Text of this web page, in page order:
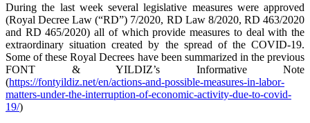
During the last week several legislative measures were approved
(Royal Decree Law (“RD”) 7/2020, RD Law 8/2020, RD 463/2020
and RD 465/2020) all of which provide measures to deal with the
extraordinary situation created by the spread of the COVID-19.
Some of these Royal Decrees have been summarized in the previous
FONT & YILDIZ’s Informative Note
(https://fontyildiz.net/en/actions-and-possible-measures-in-labor-
matters-under-the-interruption-of-economic-activity-due-to-covid-
19/)